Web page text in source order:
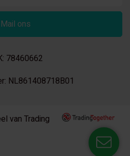
Mail ons
78460662
NL861408718B01
van Trading